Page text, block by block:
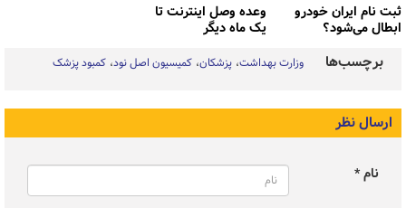
ثبت نام ایران خودرو
ابطال می‌شود؟
وعده وصل اینترنت تا
یک ماه دیگر
برچسب‌ها وزارت بهداشت پزشکان کمیسیون اصل نود کمبود پزشک
ارسال نظر
نام *